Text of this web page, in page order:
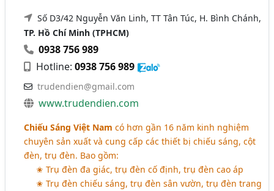
Số D3/42 Nguyễn Văn Linh, TT Tân Túc, H. Bình Chánh,
TP. Hồ Chí Minh (TPHCM)
0938 756 989
Hotline:0938 756 989
trudendien@gmail.com
www.trudendien.com
Chiếu Sáng Việt Nam có hơn gần 16 năm kinh nghiệm
chuyên sản xuất và cung cấp các thiết bị chiếu sáng, cột
đèn, trụ đèn. Bao gồm:
✬ Trụ đèn đa giác, trụ đèn cố định, trụ đèn cao áp
✬ Trụ đèn chiếu sáng, trụ đèn sân vườn, trụ đèn trang